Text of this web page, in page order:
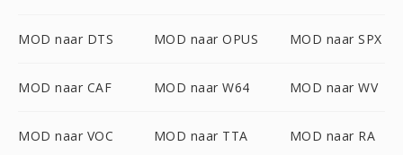
MOD naar DTS MOD naar OPUS MOD naar SPX
MOD naar CAF MOD naar W64 MOD naar WV
MOD naar VOC MOD naar TTA MOD naar RA